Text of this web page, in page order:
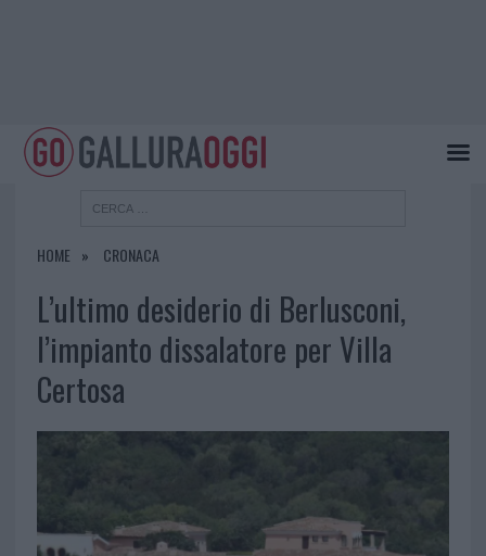
HOME CRONACA
L’ultimo desiderio di Berlusconi,
l’impianto dissalatore per Villa
Certosa